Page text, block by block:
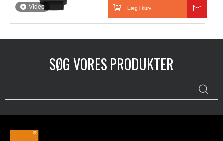
Video
pulsdata overføres til
samtale, GPS-placering,
alarm. Farveberøringspanel
kan gøre brugeren nemmere
Læg i kurv
SØG VORES PRODUKTER